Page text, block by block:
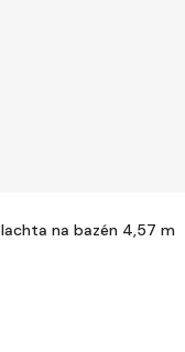
na bazén 4,57 m